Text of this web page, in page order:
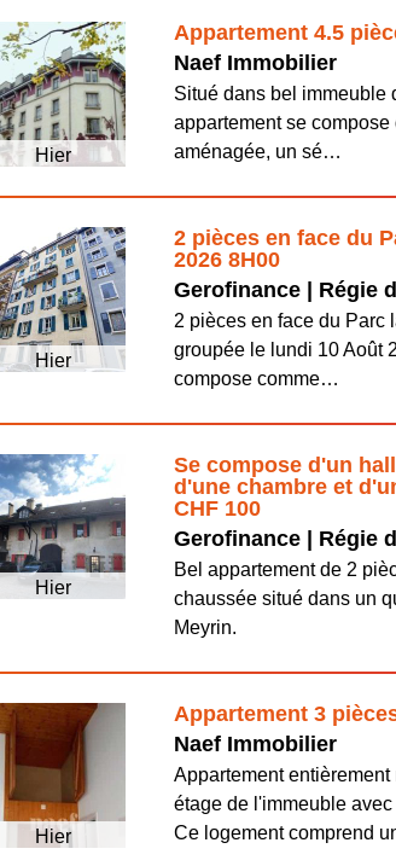
Appartement 4.5
Hier
Naef Immobilier
Situé dans bel immeuble
appartement se
aménagée, un sé…
2 pièces en face du
2026 8H00
Hier
Gerofinance | Régie
2 pièces en face du Parc
groupée le lundi 10 Août
compose comme…
Se compose d'un
d'une chambre et
CHF 100
Hier
Gerofinance | Régie
Bel appartement de 2
chaussée situé dans un
Meyrin.
Appartement 3
Hier
Naef Immobilier
Appartement
étage de l'immeuble
Ce logement comprend